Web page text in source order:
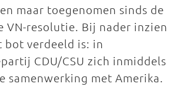
maar toegenomen sinds de
VN-resolutie. Bij nader inzien
verdeeld is: in
CDU/CSU zich inmiddels
met Amerika.